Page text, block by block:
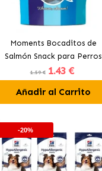
Moments Bocaditos de
Salmón Snack para Perros
1.59 € 1.43 €
Añadir al Carrito
-20%